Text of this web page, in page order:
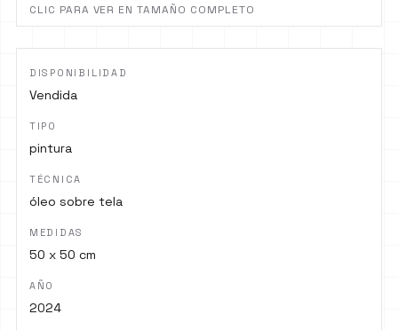
CLIC PARA VER EN TAMAÑO COMPLETO
DISPONIBILIDAD
Vendida
TIPO
pintura
TÉCNICA
óleo sobre tela
MEDIDAS
50 x 50 cm
AÑO
2024